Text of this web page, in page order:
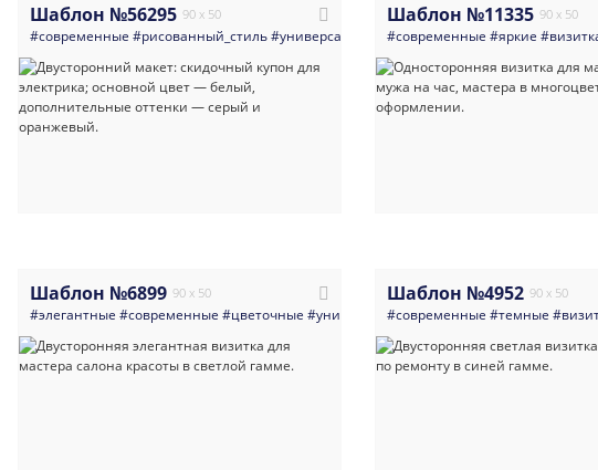
Шаблон №56295 90 x 50
#современные #рисованный_стиль#универсальные #все_для_ремонта#электрика
Шаблон №11335 90 x 50
#современные #яркие
Шаблон №6899 90 x 50
#элегантные #современные #цветочные #универсальные#визитка
Шаблон №4952 90 x 50
#современные #темные